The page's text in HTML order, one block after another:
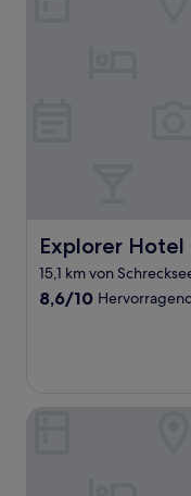
Explorer
Explorer Hotel
15,1 km von
8.6
8,6/10